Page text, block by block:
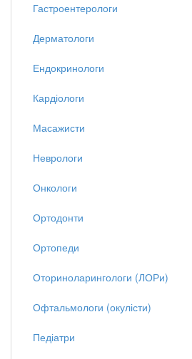
Гастроентерологи
Дерматологи
Ендокринологи
Кардіологи
Масажисти
Неврологи
Онкологи
Ортодонти
Ортопеди
Оториноларингологи (ЛОРи)
Офтальмологи (окулісти)
Педіатри